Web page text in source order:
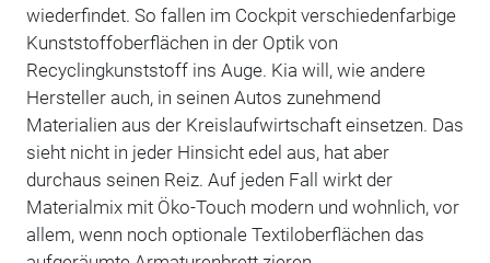
wiederfindet. So fallen im Cockpit verschiedenfarbige
Kunststoffoberflächen in der Optik von
Recyclingkunststoff ins Auge. Kia will, wie andere
Hersteller auch, in seinen Autos zunehmend
Materialien aus der Kreislaufwirtschaft einsetzen. Das
sieht nicht in jeder Hinsicht edel aus, hat aber
durchaus seinen Reiz. Auf jeden Fall wirkt der
Materialmix mit Öko-Touch modern und wohnlich, vor
allem, wenn noch optionale Textiloberflächen das